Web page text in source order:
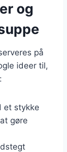
og
på
ideer til,
et stykke
gøre